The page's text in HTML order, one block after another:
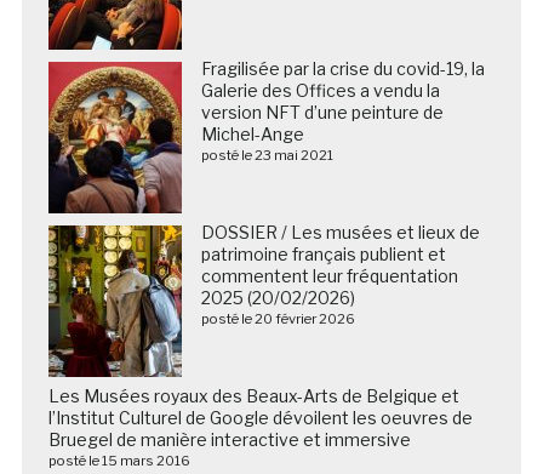
Fragilisée par la crise du covid-19, la
Galerie des Offices a vendu la
version NFT d’une peinture de
Michel-Ange
posté le 23 mai 2021
DOSSIER / Les musées et lieux de
patrimoine français publient et
commentent leur fréquentation
2025 (20/02/2026)
posté le 20 février 2026
Les Musées royaux des Beaux-Arts de Belgique et
l’Institut Culturel de Google dévoilent les oeuvres de
Bruegel de manière interactive et immersive
posté le 15 mars 2016